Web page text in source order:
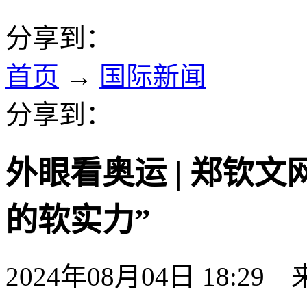
分享到：
首页 → 国际新闻
分享到：
外眼看奥运 | 郑钦文
的软实力”
2024年08月04日 18:29